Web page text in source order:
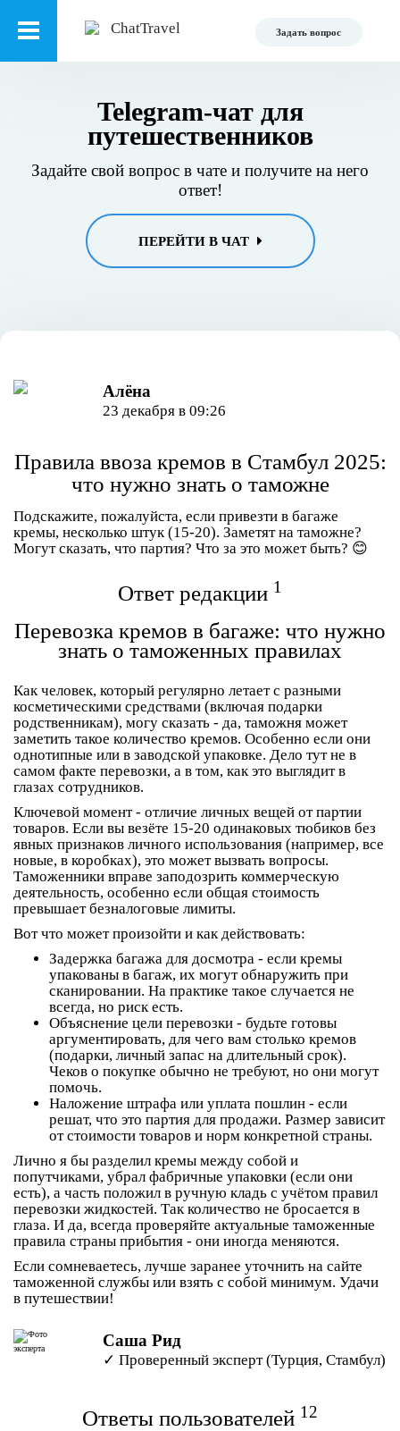
Задать вопрос
Telegram-чат для
путешественников
Задайте свой вопрос в чате и получите на него
ответ!
ПЕРЕЙТИ В ЧАТ
Алёна
23 декабря в 09:26
Правила ввоза кремов в Стамбул 2025:
что нужно знать о таможне
Подскажите, пожалуйста, если привезти в багаже
кремы, несколько штук (15-20). Заметят на таможне?
Могут сказать, что партия? Что за это может быть? 😊
Ответ редакции 1
Перевозка кремов в багаже: что нужно
знать о таможенных правилах
Как человек, который регулярно летает с разными
косметическими средствами (включая подарки
родственникам), могу сказать - да, таможня может
заметить такое количество кремов. Особенно если они
однотипные или в заводской упаковке. Дело тут не в
самом факте перевозки, а в том, как это выглядит в
глазах сотрудников.
Ключевой момент - отличие личных вещей отпартии
товаров. Если вы везёте 15-20 одинаковых тюбиков без
явных признаков личного использования (например, все
новые, в коробках), это может вызвать вопросы.
Таможенники вправе заподозрить коммерческую
деятельность, особенно если общая стоимость
превышает безналоговые лимиты.
Вот что может произойти и как действовать:
Задержка багажа для досмотра - если кремы
упакованы в багаж, их могут обнаружить при
сканировании. На практике такое случается не
всегда, но риск есть.
Объяснение цели перевозки - будьте готовы
аргументировать, для чего вам столько кремов
(подарки, личный запас на длительный срок).
Чеков о покупке обычно не требуют, но они могут
помочь.
Наложение штрафа или уплата пошлин - если
решат, что это партия для продажи. Размер зависит
от стоимости товаров и норм конкретной страны.
Лично я бы разделил кремы между собой и
попутчиками, убрал фабричные упаковки (если они
есть), а часть положил в ручную кладь с учётом правил
перевозки жидкостей. Так количество не бросается в
глаза. И да, всегда проверяйте актуальные таможенные
правила страны прибытия - они иногда меняются.
Если сомневаетесь, лучше заранее уточнить на сайте
таможенной службы или взять с собой минимум. Удачи
в путешествии!
Саша Рид
✓ Проверенный эксперт (Турция, Стамбул)
Ответы пользователей 12